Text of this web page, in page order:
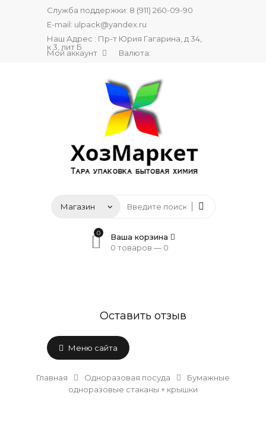
Служба поддержки: 8 (911) 260-09-90
E-mail: ulpack@yandex.ru
Наш Адрес : Пр-т Юрия Гагарина, д 34,
к 3, лит Б
Мой аккаунт Валюта:
0
Ваша корзина
0 товаров — 0
Оставить отзыв
Меню сайта
Главная Одноразовая посуда
Бумажные
одноразовые стаканы + крышки